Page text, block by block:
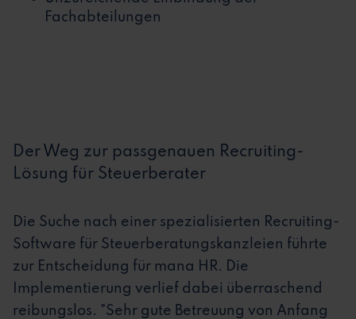
Fachabteilungen
Der Weg zur passgenauen Recruiting-
Lösung für Steuerberater
Die Suche nach einer spezialisierten Recruiting-
Software für Steuerberatungskanzleien führte
zur Entscheidung für mana HR. Die
Implementierung verlief dabei überraschend
reibungslos. "Sehr gute Betreuung von Anfang